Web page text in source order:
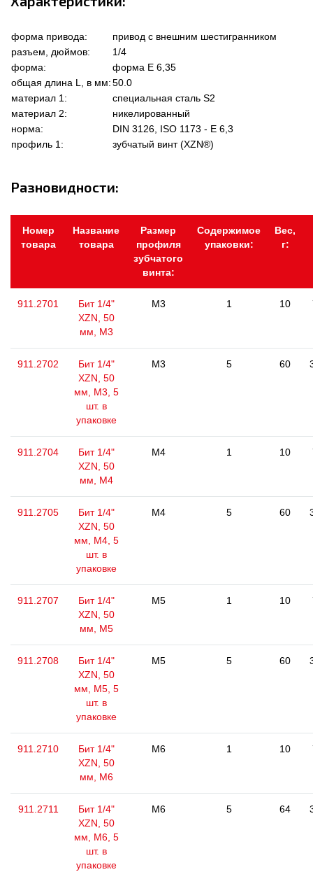
форма привода:
привод с внешним шестигранником
разъем, дюймов:
1/4
форма:
форма Е 6,35
общая длина L, в мм:50.0
материал 1:
специальная сталь S2
материал 2:
никелированный
норма:
DIN 3126, ISO 1173 - E 6,3
профиль 1:
зубчатый винт (XZN®)
Разновидности:
Номер
товара
Название
товара
Размер
профиля
зубчатого
винта:
Содержимое
упаковки:
Вес,
г:
911.2701
Бит 1/4"
XZN, 50
мм, М3
M3 1 10
911.2702
Бит 1/4"
XZN, 50
мм, М3, 5
шт. в
упаковке
M3 5 60
911.2704
Бит 1/4"
XZN, 50
мм, М4
M4 1 10
911.2705
Бит 1/4"
XZN, 50
мм, М4, 5
шт. в
упаковке
M4 5 60
911.2707
Бит 1/4"
XZN, 50
мм, М5
M5 1 10
911.2708
Бит 1/4"
XZN, 50
мм, М5, 5
шт. в
упаковке
M5 5 60
911.2710
Бит 1/4"
XZN, 50
мм, М6
M6 1 10
911.2711
Бит 1/4"
XZN, 50
мм, М6, 5
шт. в
упаковке
M6 5 64